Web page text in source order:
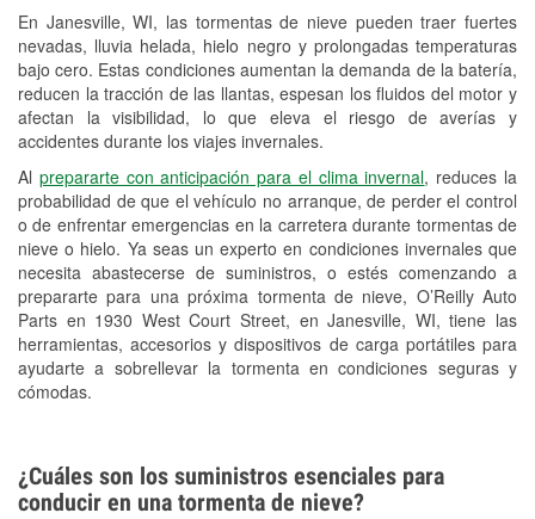
En Janesville, WI, las tormentas de nieve pueden traer fuertes
nevadas, lluvia helada, hielo negro y prolongadas temperaturas
bajo cero. Estas condiciones aumentan la demanda de la batería,
reducen la tracción de las llantas, espesan los fluidos del motor y
afectan la visibilidad, lo que eleva el riesgo de averías y
accidentes durante los viajes invernales.
Al prepararte con anticipación para el clima invernal, reduces la
probabilidad de que el vehículo no arranque, de perder el control
o de enfrentar emergencias en la carretera durante tormentas de
nieve o hielo. Ya seas un experto en condiciones invernales que
necesita abastecerse de suministros, o estés comenzando a
prepararte para una próxima tormenta de nieve, O’Reilly Auto
Parts en 1930 West Court Street, en Janesville, WI, tiene las
herramientas, accesorios y dispositivos de carga portátiles para
ayudarte a sobrellevar la tormenta en condiciones seguras y
cómodas.
Programa de Préstamo de
Herramientas
Rectificación de tambores y discos de
freno
Mangueras hidráulicas a la medida
Snowstorm Supplies
Tornado Supplies
Conoce más
¿Cuáles son los suministros esenciales para
conducir en una tormenta de nieve?